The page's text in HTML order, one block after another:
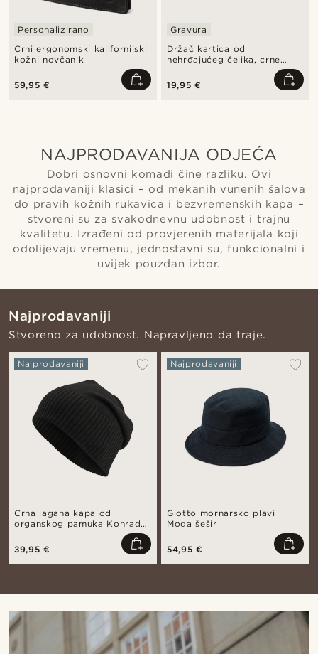
Crni ergonomski kalifornijski
kožni novčanik
Personalizirano
59,95 €
Držač kartica od
nehrđajućeg čelika, crne
Gravura
19,95 €
NAJPRODAVANIJA ODJEĆA
Dobri osnovni komadi čine razliku. Ovi
najprodavaniji klasici – od mekanih vunenih šalova
do pravih kožnih rukavica i bezvremenskih kapa –
stvoreni su za svakodnevnu udobnost i trajnu
kvalitetu. Izrađeni od provjerenih materijala koji
odolijevaju vremenu, jednostavni su, funkcionalni i
uvijek pouzdan izbor.
Najprodavaniji
Stvoreno za udobnost. Napravljeno da traje.
Crna lagana kapa od
organskog pamuka Konrad
Najprodavaniji
39,95 €
Giotto mornarsko plavi
Moda šešir
Najprodavaniji
54,95 €